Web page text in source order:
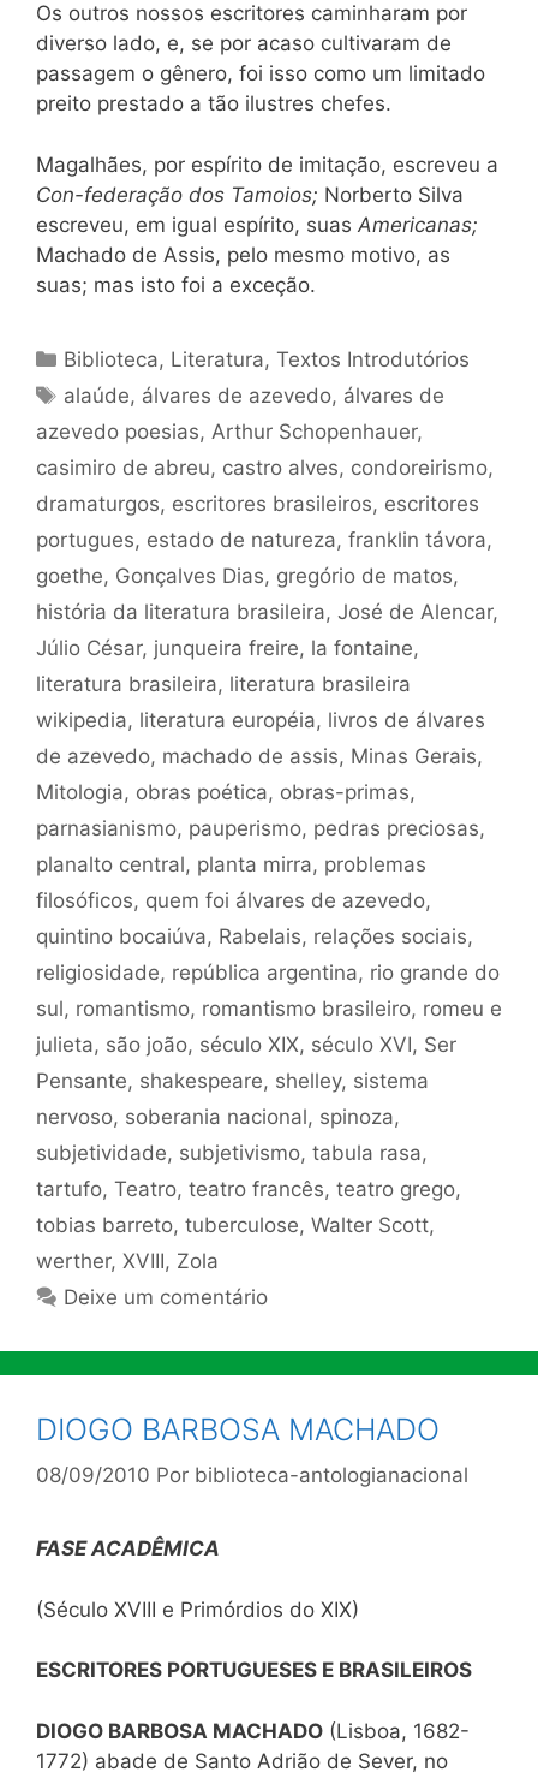
Os outros nossos escritores caminharam por
diverso lado, e, se por acaso cultivaram de
passagem o gênero, foi isso como um limitado
preito prestado a tão ilustres chefes.
Magalhães, por espírito de imitação, escreveu a
Con-federação dos Tamoios; Norberto Silva
escreveu, em igual espírito, suas Americanas;
Machado de Assis, pelo mesmo motivo, as
suas; mas isto foi a exceção.
Categorias
Biblioteca, Literatura,Textos Introdutórios
Tags
alaúde, álvares de azevedo, álvares de
azevedo poesias, Arthur Schopenhauer,
casimiro de abreu, castro alves, condoreirismo,
dramaturgos, escritores brasileiros, escritores
portugues, estado de natureza, franklin távora,
goethe, Gonçalves Dias, gregório de matos,
história da literatura brasileira, José de Alencar,
Júlio César, junqueira freire, la fontaine,
literatura brasileira, literatura brasileira
wikipedia, literatura européia, livros de álvares
de azevedo, machado de assis, Minas Gerais,
Mitologia, obras poética, obras-primas,
parnasianismo, pauperismo, pedras preciosas,
planalto central, planta mirra, problemas
filosóficos, quem foi álvares de azevedo,
quintino bocaiúva, Rabelais, relações sociais,
religiosidade, república argentina, rio grande do
sul, romantismo, romantismo brasileiro, romeu e
julieta, são joão, século XIX, século XVI, Ser
Pensante, shakespeare, shelley, sistema
nervoso, soberania nacional, spinoza,
subjetividade, subjetivismo, tabula rasa,
tartufo, Teatro, teatro francês, teatro grego,
tobias barreto, tuberculose, Walter Scott,
werther, XVIII, Zola
Deixe um comentário
DIOGO BARBOSA MACHADO
08/09/2010 Por biblioteca-antologianacional
FASE ACADÊMICA
(Século XVIII e Primórdios do XIX)
ESCRITORES PORTUGUESES E BRASILEIROS
DIOGO BARBOSA MACHADO (Lisboa, 1682-
1772) abade de Santo Adrião de Sever, no